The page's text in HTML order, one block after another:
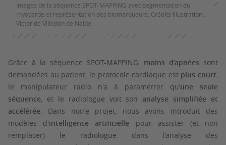
Images de la séquence SPOT-MAPPING avec segmentation du
myocarde et représentation des biomarqueurs. Crédits illustration :
Victor de Villedon de Naide
Grâce à la séquence SPOT-MAPPING, moins d’apnées sont
demandées au patient, le protocole cardiaque estplus court,
le manipulateur radio n'a à paramétrer qu’une seule
séquence, et le radiologue voit son analyse simplifiée et
accélérée. Dans notre projet, nous avons introduit des
modèles d'intelligence artificielle pour assister (et non
remplacer) le radiologue dans l’analyse des